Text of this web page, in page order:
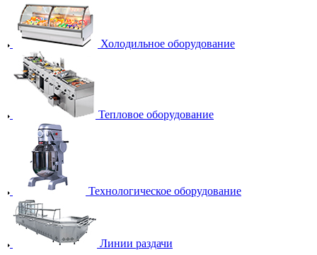
Холодильное оборудование
Тепловое оборудование
Технологическое оборудование
Линии раздачи